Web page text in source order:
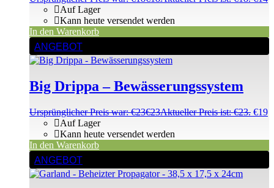
Auf Lager
Kann heute versendet werden
In den Warenkorb
ANGEBOT
Big Drippa – Bewässerungssystem
Ursprünglicher Preis war: €23€23Aktueller Preis ist: €23. €19
Auf Lager
Kann heute versendet werden
In den Warenkorb
ANGEBOT